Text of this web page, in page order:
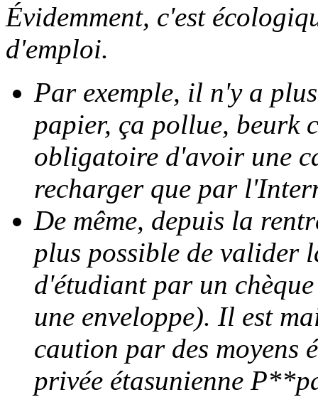
Évidemment, c'est
d'emploi.
Par exemple, il n'y a
papier, ça pollue, beurk
obligatoire d'avoir une
recharger que par
De même, depuis la
plus possible de valider
d'étudiant par un
une enveloppe). Il est
caution par des moyens
privée étasunienne P*